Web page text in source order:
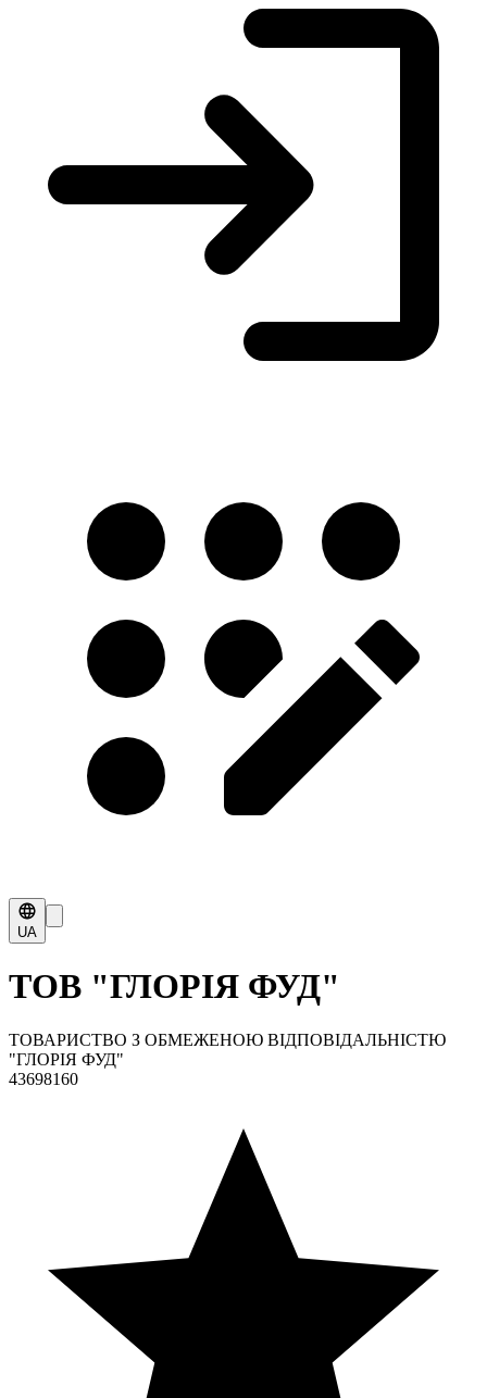
UA
ТОВ "ГЛОРІЯ ФУД"
ТОВАРИСТВО З ОБМЕЖЕНОЮ ВІДПОВІДАЛЬНІСТЮ
"ГЛОРІЯ ФУД"
43698160